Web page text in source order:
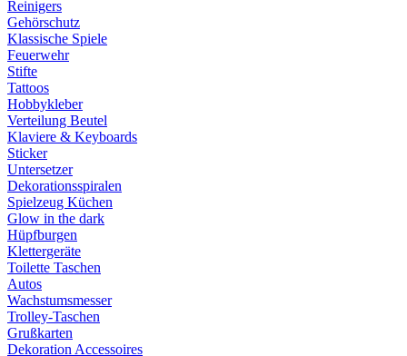
Reinigers
Gehörschutz
Klassische Spiele
Feuerwehr
Stifte
Tattoos
Hobbykleber
Verteilung Beutel
Klaviere & Keyboards
Sticker
Untersetzer
Dekorationsspiralen
Spielzeug Küchen
Glow in the dark
Hüpfburgen
Klettergeräte
Toilette Taschen
Autos
Wachstumsmesser
Trolley-Taschen
Grußkarten
Dekoration Accessoires